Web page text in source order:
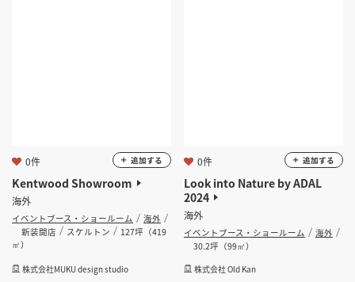
Kentwood Showroom
海外
イベントブース・ショールーム
海外
新装開店
スケルトン
127坪（419
㎡）
株式会社MUKU design studio
0件 追加する
Look into Nature by ADAL
2024
海外
イベントブース・ショールーム
海外
30.2坪（99㎡）
株式会社 Old Kan
0件 追加する